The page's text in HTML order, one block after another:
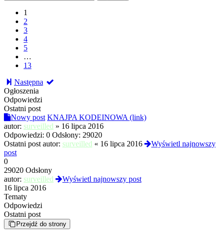
1
2
3
4
5
…
13
Następna
Ogłoszenia
Odpowiedzi
Ostatni post
Nowy post KNAJPA KODEINOWA (link)
autor: surveilled » 16 lipca 2016
Odpowiedzi: 0 Odsłony: 29020
Ostatni post autor: surveilled « 16 lipca 2016
Wyświetl najnowszy
post
0
29020 Odsłony
autor: surveilled
Wyświetl najnowszy post
16 lipca 2016
Tematy
Odpowiedzi
Ostatni post
Przejdź do strony